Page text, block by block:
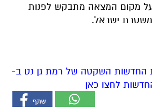
מקום המצאה מתבקש לפנות
החדשות השקטה של רמת גן נט ב-